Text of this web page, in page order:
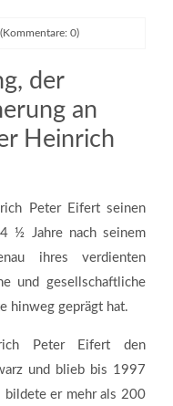
(Kommentare: 0)
der
an
Heinrich
Peter Eifert seinen
½ Jahre nach seinem
ihres verdienten
und gesellschaftliche
hinweg geprägt hat.
Peter Eifert den
und blieb bis 1997
bildete er mehr als 200